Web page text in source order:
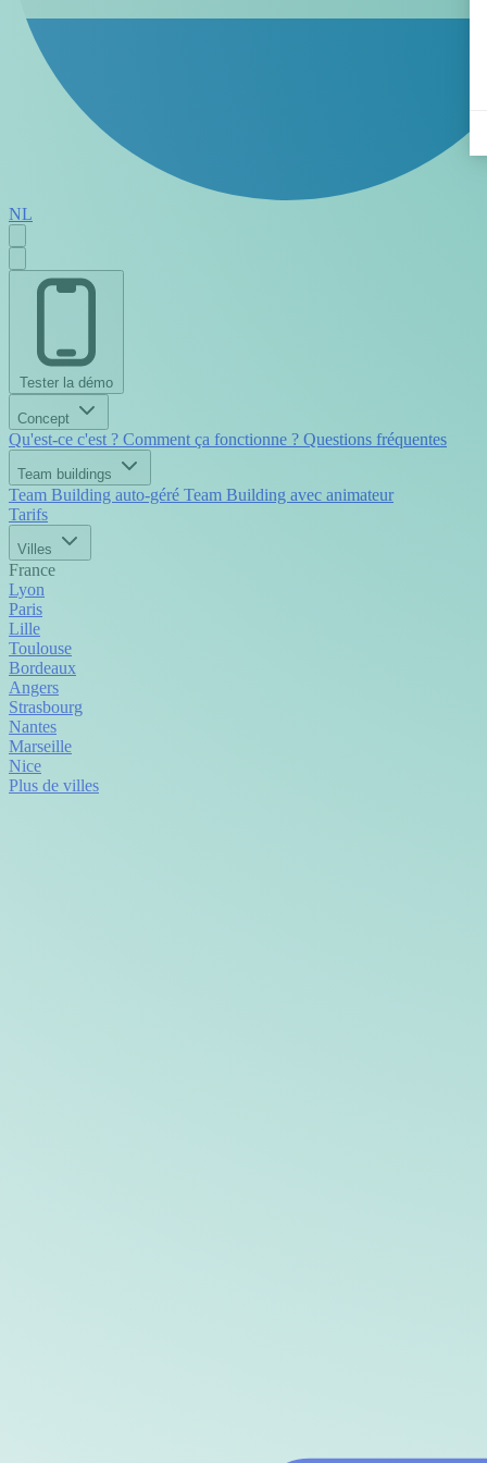
NL
Tester la démo
Concept
Qu'est-ce c'est ? Comment ça fonctionne ? Questions fréquentes
Team buildings
Team Building auto-géré Team Building avec animateur
Tarifs
Villes
France
Lyon
Paris
Lille
Toulouse
Bordeaux
Angers
Strasbourg
Nantes
Marseille
Nice
Plus de villes